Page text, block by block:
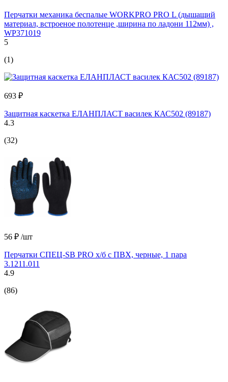
Перчатки механика беспалые WORKPRO PRO L (дышащий
материал, встроеное полотенце ,ширина по ладони 112мм) ,
WP371019
5
(1)
693 ₽
Защитная каскетка ЕЛАНПЛАСТ василек КАС502 (89187)
4.3
(32)
56 ₽ /шт
Перчатки СПЕЦ-SB PRO х/б с ПВХ, черные, 1 пара
3.1211.011
4.9
(86)